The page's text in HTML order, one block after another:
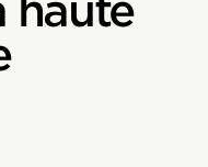
haute